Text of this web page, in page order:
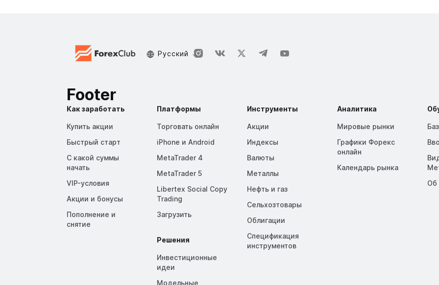
Русский
Footer
Как заработать
Купить акции
Быстрый старт
С какой суммы
начать
VIP-условия
Акции и бонусы
Пополнение и
снятие
Платформы
Торговать онлайн
iPhone и Android
MetaTrader 4
MetaTrader 5
Libertex Social Copy
Trading
Загрузить
Решения
Инвестиционные
идеи
Модельные
Инструменты
Акции
Индексы
Валюты
Металлы
Нефть и газ
Сельхозтовары
Облигации
Спецификация
инструментов
Аналитика
Мировые рынки
Графики Форекс
онлайн
Календарь рынка
Об